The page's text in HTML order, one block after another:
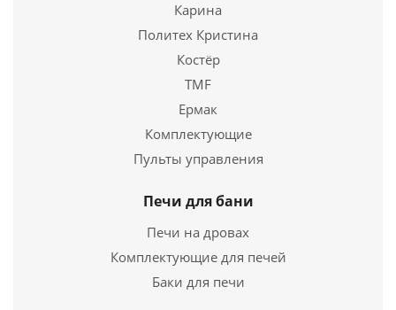
33 470руб.
Подробнее
Купить в 1 клик
Карина
Политех Кристина
Костёр
TMF
Ермак
Комплектующие
Пульты управления
Печи для бани
Печи на дровах
Комплектующие для печей
Баки для печи